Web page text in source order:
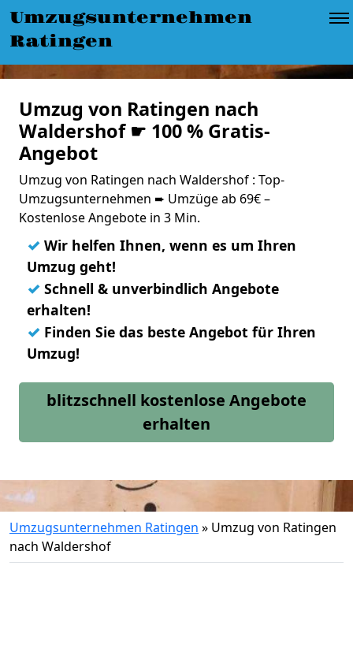
Umzugsunternehmen
Ratingen
Umzug von Ratingen nach
Waldershof ☛ 100 % Gratis-
Angebot
Umzug von Ratingen nach Waldershof : Top-
Umzugsunternehmen ➨ Umzüge ab 69€ –
Kostenlose Angebote in 3 Min.
✓ Wir helfen Ihnen, wenn es um Ihren
Umzug geht!
✓ Schnell & unverbindlich Angebote
erhalten!
✓ Finden Sie das beste Angebot für Ihren
Umzug!
blitzschnell kostenlose Angebote
erhalten
Umzugsunternehmen Ratingen » Umzug von Ratingen
nach Waldershof